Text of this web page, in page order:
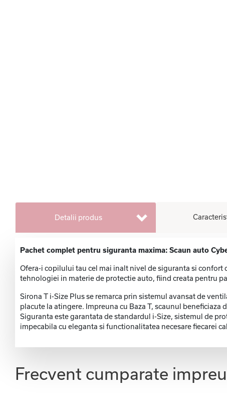
Detalii produs
Pachet complet pentru siguranta maxima: Scaun auto
Ofera-i copilului tau cel mai inalt nivel de siguranta si confort
tehnologiei in materie de protectie auto, fiind creata pentru
Sirona T i-Size Plus se remarca prin sistemul avansat de
placute la atingere. Impreuna cu Baza T, scaunul
Siguranta este garantata de standardul i-Size, sistemul de
impecabila cu eleganta si functionalitatea necesare fiecarei
Frecvent cumparate